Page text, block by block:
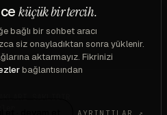
SAKLIDIR
küçük bir tercih.
bağlı bir sohbet aracı
siz onayladıktan sonra yüklenir.
aktarmayız. Fikrinizi
bağlantısından
AYRINTILAR ↗